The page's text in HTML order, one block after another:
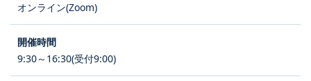
オンライン(Zoom)
9:30～16:30(受付9:00)